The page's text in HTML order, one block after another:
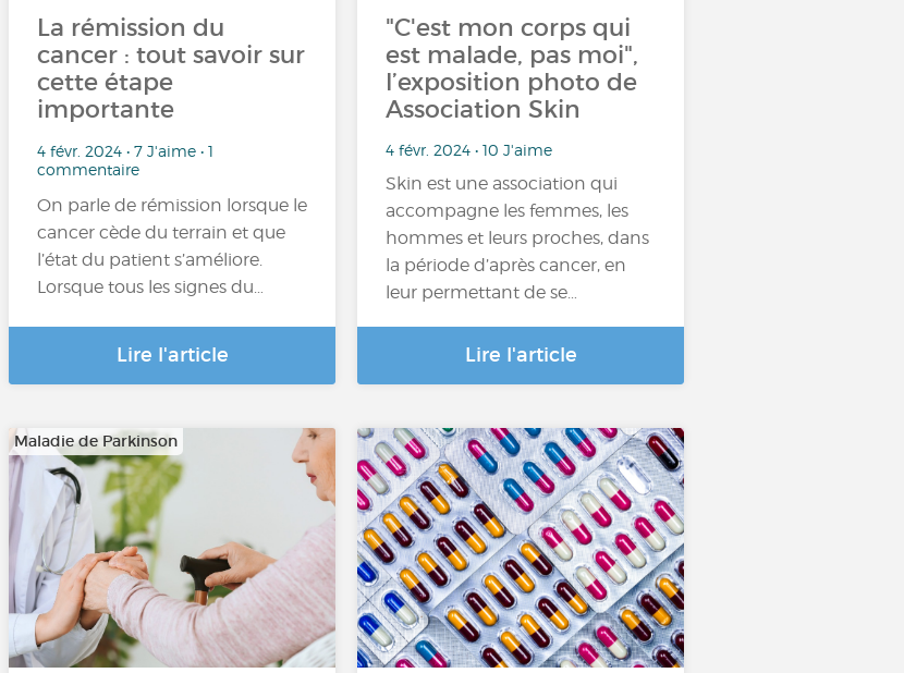
La rémission du
cancer : tout savoir sur
cette étape
importante
4 févr. 2024 • 7 J'aime • 1
commentaire
On parle de rémission lorsque le
cancer cède du terrain et que
l’état du patient s’améliore.
Lorsque tous les signes du…
Lire l'article
"C'est mon corps qui
est malade, pas moi",
l’exposition photo de
Association Skin
4 févr. 2024 • 10 J'aime
Skin est une association qui
accompagne les femmes, les
hommes et leurs proches, dans
la période d’après cancer, en
leur permettant de se…
Lire l'article
Maladie de Parkinson